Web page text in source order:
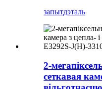
запытдэталь
2-
сеткавая